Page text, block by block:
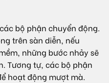
bộ phận chuyển động.
trên sàn diễn, nếu
những bước nhảy sẽ
Tương tự, các bộ phận
hoạt động mượt mà.